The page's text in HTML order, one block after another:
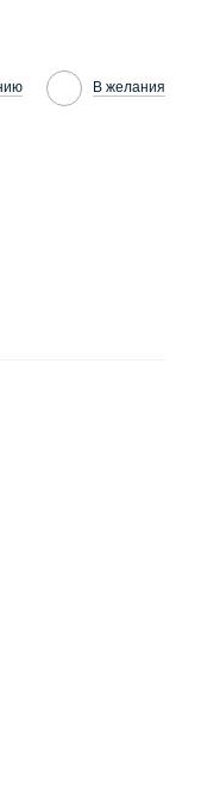
В желания